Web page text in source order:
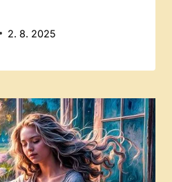
2. 8. 2025